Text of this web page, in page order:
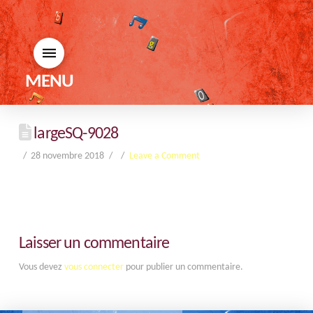
MENU
largeSQ-9028
28 novembre 2018 Leave a Comment
Laisser un commentaire
Vous devez vous connecterpour publier un commentaire.